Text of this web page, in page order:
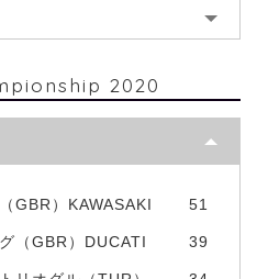
2020
GBR）KAWASAKI 51
（GBR）DUCATI 39